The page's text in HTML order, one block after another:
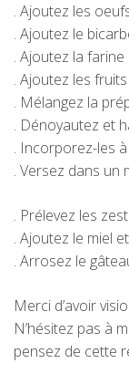
. Ajoutez les
. Ajoutez le
. Ajoutez la
. Ajoutez les
. Mélangez la
. Dénoyautez et
. Incorporez-les
. Versez dans un
. Prélevez les
. Ajoutez le miel
. Arrosez le
Merci d’avoir
N’hésitez pas à
pensez de cette